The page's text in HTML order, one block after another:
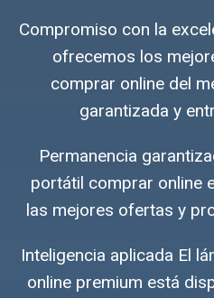
Compromiso con la
ofrecemos los
comprar online del
garantizada y
Permanencia
portátil comprar online
las mejores ofertas y
Inteligencia aplicada El
online premium está